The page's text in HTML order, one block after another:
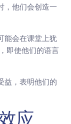
，他们会创造一
能会在课堂上犹
即使他们的语言
益，表明他们的